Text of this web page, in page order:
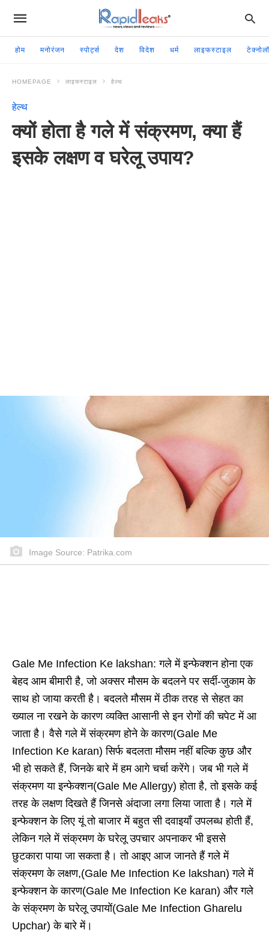
होम मनोरंजन स्पोर्ट्स देश विदेश धर्म लाइफस्टाइल
HOMEPAGE लाइफस्टाइल हेल्थ
हेल्थ
क्यों होता है गले में संक्रमण, क्या हैं
इसके लक्षण व घरेलू उपाय?
Image Source: Patrika.com
Gale Me Infection Ke lakshan: गले में इन्फेक्शन होना एक
बेहद आम बीमारी है, जो अक्सर मौसम के बदलने पर सर्दी-जुकाम के
साथ हो जाया करती है। बदलते मौसम में ठीक तरह से सेहत का
ख्याल ना रखने के कारण व्यक्ति आसानी से इन रोगों की चपेट में आ
जाता है। वैसे गले में संक्रमण होने के कारण(Gale Me
Infection Ke karan) सिर्फ बदलता मौसम नहीं बल्कि कुछ और
भी हो सकते हैं, जिनके बारे में हम आगे चर्चा करेंगे। जब भी गले में
संक्रमण या इन्फेक्शन(Gale Me Allergy) होता है, तो इसके कई
तरह के लक्षण दिखते हैं जिनसे अंदाजा लगा लिया जाता है। गले में
इन्फेक्शन के लिए यूं तो बाजार में बहुत सी दवाइयाँ उपलब्ध होती हैं,
लेकिन गले में संक्रमण के घरेलू उपचार अपनाकर भी इससे
छुटकारा पाया जा सकता है। तो आइए आज जानते हैं गले में
संक्रमण के लक्षण,(Gale Me Infection Ke lakshan) गले में
इन्फेक्शन के कारण(Gale Me Infection Ke karan) और गले
के संक्रमण के घरेलू उपायों(Gale Me Infection Gharelu
Upchar) के बारे में।